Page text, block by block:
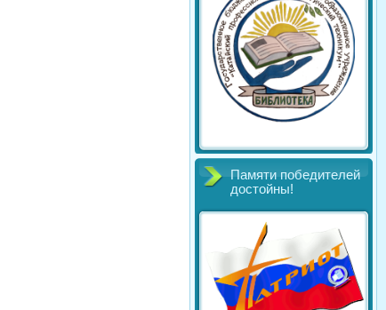
Памяти победителей
достойны!